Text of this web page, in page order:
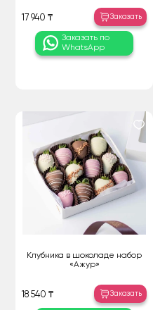
17 940 ₸ Заказать
Заказать по
WhatsApp
Клубника в шоколаде набор
«Ажур»
18 540 ₸ Заказать